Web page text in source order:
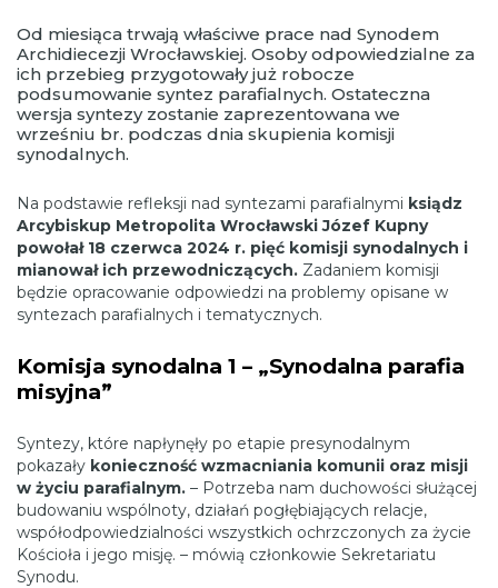
Od miesiąca trwają właściwe prace nad Synodem
Archidiecezji Wrocławskiej. Osoby odpowiedzialne za
ich przebieg przygotowały już robocze
podsumowanie syntez parafialnych. Ostateczna
wersja syntezy zostanie zaprezentowana we
wrześniu br. podczas dnia skupienia komisji
synodalnych.
Na podstawie refleksji nad syntezami parafialnymi ksiądz
Arcybiskup Metropolita Wrocławski Józef Kupny
powołał 18 czerwca 2024 r. pięć komisji synodalnych i
mianował ich przewodniczących. Zadaniem komisji
będzie opracowanie odpowiedzi na problemy opisane w
syntezach parafialnych i tematycznych.
Komisja synodalna 1 – „Synodalna parafia
misyjna”
Syntezy, które napłynęły po etapie presynodalnym
pokazały konieczność wzmacniania komunii oraz misji
w życiu parafialnym. – Potrzeba nam duchowości służącej
budowaniu wspólnoty, działań pogłębiających relacje,
współodpowiedzialności wszystkich ochrzczonych za życie
Kościoła i jego misję. – mówią członkowie Sekretariatu
Synodu.